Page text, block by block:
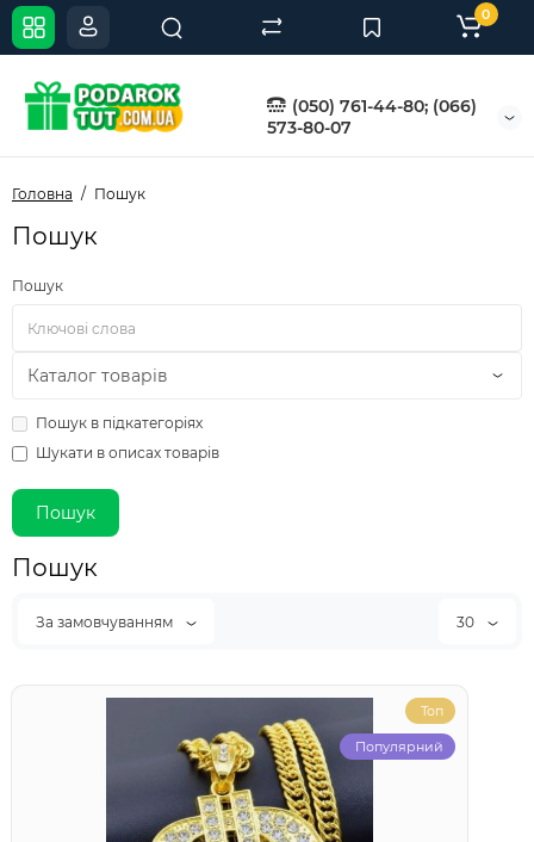
(050) 761-44-80; (066)
573-80-07
0
Головна Пошук
Пошук
Пошук
Пошук в підкатегоріях
Шукати в описах товарів
Пошук
За замовчуванням 30
Топ
Популярний